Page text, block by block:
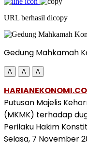
URL berhasil dicopy
Gedung Mahkamah
A A A
Putusan Majelis
(MKMK) terhadap
Perilaku Hakim
Selasa, 7 November